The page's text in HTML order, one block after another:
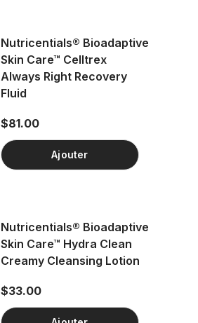
Nutricentials® Bioadaptive
Skin Care™ Celltrex
Always Right Recovery
Fluid
$81.00
Ajouter
Nutricentials® Bioadaptive
Skin Care™ Hydra Clean
Creamy Cleansing Lotion
$33.00